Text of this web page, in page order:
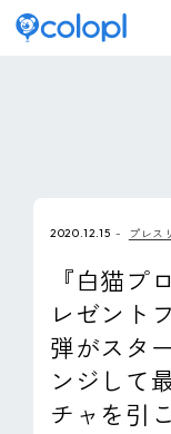
IR情報
採用情報
2020.12.15 プレス
『白猫プ
レゼント
弾がスタ
ンジして
チャを引